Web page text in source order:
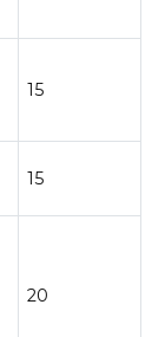
15
15
20